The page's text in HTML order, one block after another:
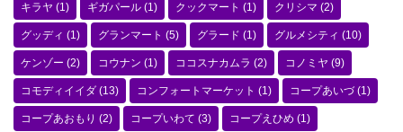
キラヤ (1) ギガパール (1) クックマート (1) クリシマ (2)
グッディ (1) グランマート (5) グラード (1) グルメシティ (10)
ケンゾー (2) コウナン (1) ココスナカムラ (2) コノミヤ (9)
コモディイイダ (13) コンフォートマーケット (1) コープあいづ(1)
コープあおもり (2) コープいわて (3) コープえひめ (1)